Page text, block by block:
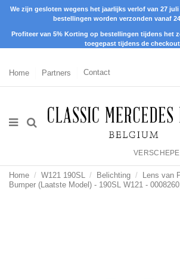
We zijn gesloten wegens het jaarlijks verlof van 27
bestellingen worden verzonden vanaf
Profiteer van 5% Korting op bestellingen tijdens het
toegepast tijdens de
Home Partners Contact
Home W121 190SL Belichting
Lens van
Bumper (Laatste Model) - 190SL W121 -